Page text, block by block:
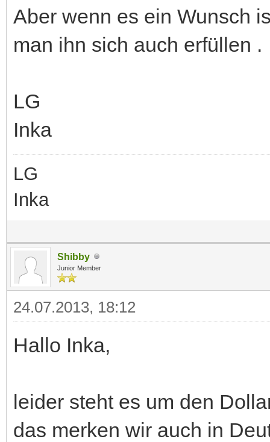
Aber wenn es ein Wunsch
man ihn sich auch erfüllen .
LG
Inka
LG
Inka
Shibby
Junior Member
24.07.2013, 18:12
Hallo Inka,
leider steht es um den
das merken wir auch in